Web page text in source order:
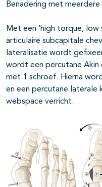
Benadering met meerdere
Met een ‘high torque,
articulaire subcapitale
lateralisatie wordt
wordt een percutane
met 1 schroef. Hierna
en een percutane laterale
webspace verricht.